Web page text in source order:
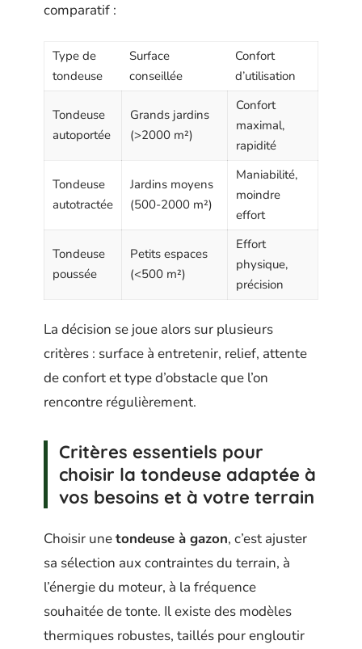
comparatif :
Type de
tondeuse
Surface
conseillée
Confort
d’utilisation
Tondeuse
autoportée
Grands jardins
(>2000 m²)
Confort
maximal,
rapidité
Tondeuse
autotractée
Jardins moyens
(500-2000 m²)
Maniabilité,
moindre
effort
Tondeuse
poussée
Petits espaces
(<500 m²)
Effort
physique,
précision
La décision se joue alors sur plusieurs
critères : surface à entretenir, relief, attente
de confort et type d’obstacle que l’on
rencontre régulièrement.
Critères essentiels pour
choisir la tondeuse adaptée à
vos besoins et à votre terrain
Choisir unetondeuse à gazon, c’est ajuster
sa sélection aux contraintes du terrain, à
l’énergie du moteur, à la fréquence
souhaitée de tonte. Il existe des modèles
thermiques robustes, taillés pour engloutir